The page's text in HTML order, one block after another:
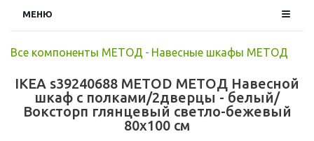
МЕНЮ
Все компоненты МЕТОД - Навесные шкафы МЕТОД
IKEA s39240688 METOD МЕТОД Навесной
шкаф с полками/2дверцы - белый/
Воксторп глянцевый светло-бежевый
80x100 см